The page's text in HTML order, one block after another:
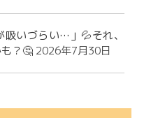
いづらい…」💦それ、
？🤔 2026年7月30日